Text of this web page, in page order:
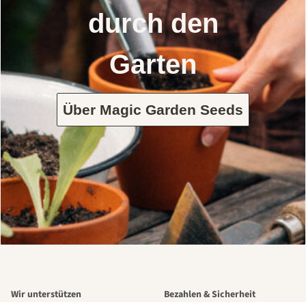
durch den
Garten
Über Magic Garden Seeds
Wir unterstützen Bezahlen & Sicherheit